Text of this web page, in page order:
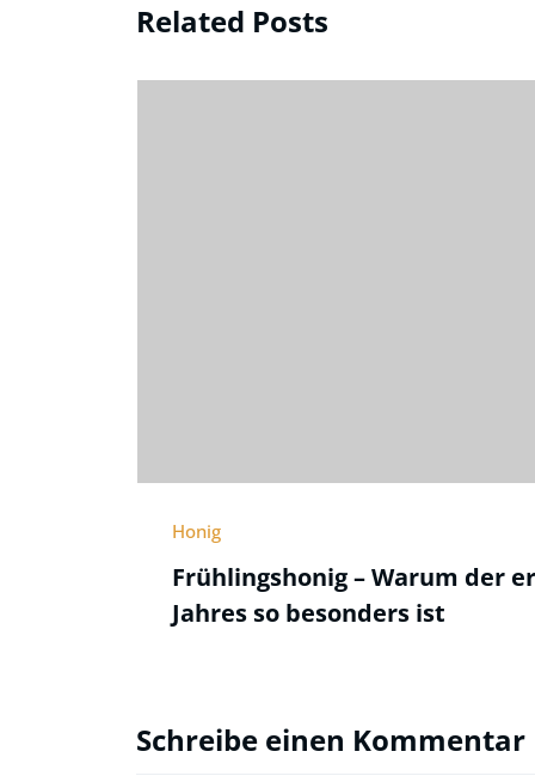
Related Posts
Honig
Frühlingshonig – Warum der
Jahres so besonders ist
Schreibe einen Kommentar